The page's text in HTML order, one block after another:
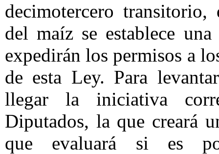
decimotercero transitorio,
del maíz se establece
expedirán los permisos a
de esta Ley. Para
llegar la iniciativa
Diputados, la que creará
que evaluará si es